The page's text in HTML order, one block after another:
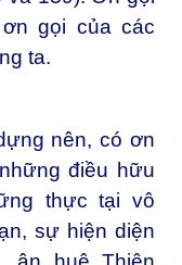
gọi của các
ta.
nên, có ơn
điều hữu
thực tại vô
sự hiện diện